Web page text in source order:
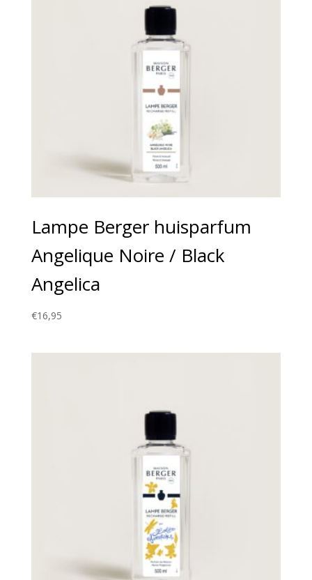
Lampe Berger huisparfum
Angelique Noire / Black
Angelica
€16,95